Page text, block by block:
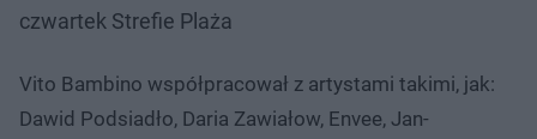
czwartek Strefie Plaża
Vito Bambino współpracował z artystami takimi, jak:
Dawid Podsiadło, Daria Zawiałow, Envee, Jan-